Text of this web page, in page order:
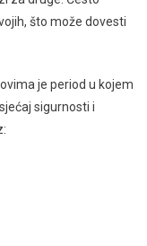
što može dovesti
je period u kojem
sigurnosti i